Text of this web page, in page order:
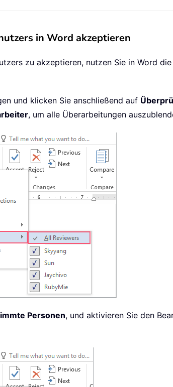
in Word akzeptieren
zu akzeptieren, nutzen Sie in Word
und klicken Sie anschließend auf
, um alle Überarbeitungen
Personen, und aktivieren Sie den